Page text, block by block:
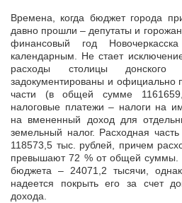
Времена, когда бюджет города
давно прошли – депутаты и
финансовый год
календарным. Не стает
расходы столицы донского
задокументированы и официально
части (в общей сумме
налоговые платежи – налоги на
на вмененный доход для
земельный налог. Расходная
118573,5 тыс. рублей, причем
превышают 72 % от общей суммы.
бюджета – 24071,2 тысячи,
надеется покрыть его за счет
дохода.